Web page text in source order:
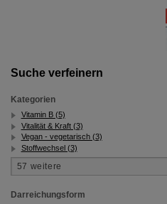
Suche verfeinern
Kategorien
Vitamin B (5)
Vitalität & Kraft (3)
Vegan - vegetarisch (3)
Stoffwechsel (3)
Darreichungsform